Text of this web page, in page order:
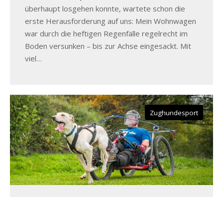
überhaupt losgehen konnte, wartete schon die
erste Herausforderung auf uns: Mein Wohnwagen
war durch die heftigen Regenfälle regelrecht im
Boden versunken – bis zur Achse eingesackt. Mit
viel…
Zughundesport